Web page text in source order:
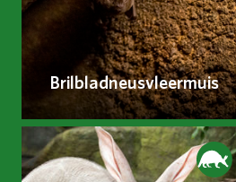
Brilbladneusvleermuis